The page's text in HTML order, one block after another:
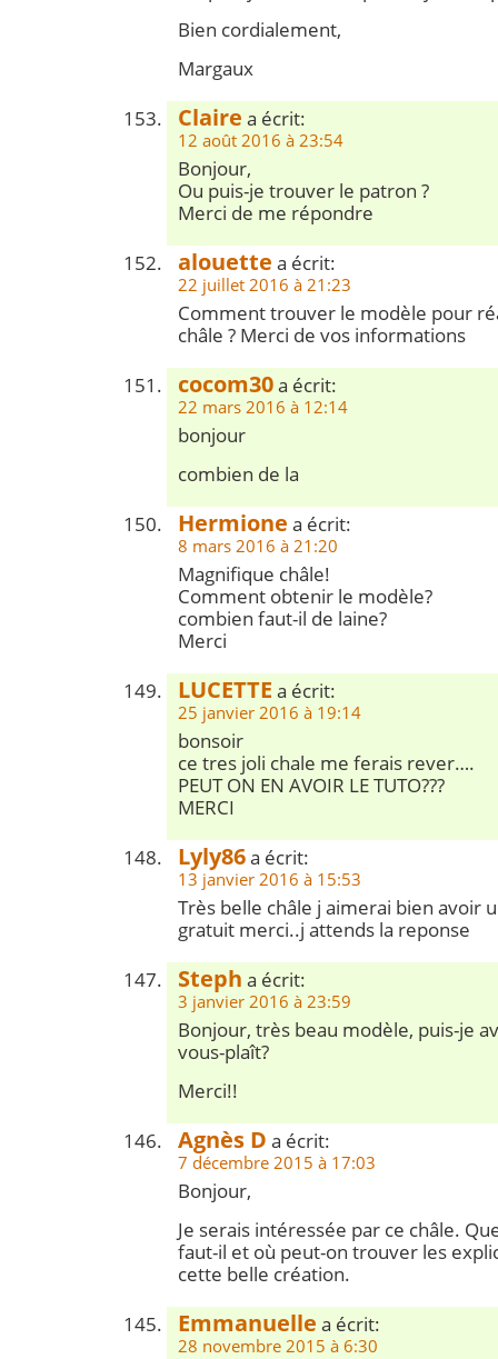
Bien cordialement,
Margaux
Claire a écrit:
12 août 2016 à 23:54
Bonjour,
Ou puis-je trouver le patron ?
Merci de me répondre
alouette a écrit:
22 juillet 2016 à 21:23
Comment trouver le modèle pour
châle ? Merci de vos informations
cocom30a écrit:
22 mars 2016 à 12:14
bonjour
combien de la
Hermione a écrit:
8 mars 2016 à 21:20
Magnifique châle!
Comment obtenir le modèle?
combien faut-il de laine?
Merci
LUCETTE a écrit:
25 janvier 2016 à 19:14
bonsoir
ce tres joli chale me ferais rever….
PEUT ON EN AVOIR LE TUTO???
MERCI
Lyly86a écrit:
13 janvier 2016 à 15:53
Très belle châle j aimerai bien avoir
gratuit merci..j attends la reponse
Steph a écrit:
3 janvier 2016 à 23:59
Bonjour, très beau modèle, puis-je
vous-plaît?
Merci!!
Agnès D a écrit:
7 décembre 2015 à 17:03
Bonjour,
Je serais intéressée par ce châle.
faut-il et où peut-on trouver les
cette belle création.
Emmanuelle a écrit:
28 novembre 2015 à 6:30